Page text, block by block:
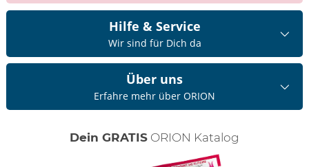
Hilfe & Service
Wir sind für Dich da
Über uns
Erfahre mehr über ORION
Dein GRATIS ORION Katalog